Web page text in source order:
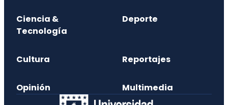
Ciencia &
Tecnología
Deporte
Cultura Reportajes
Opinión Multimedia